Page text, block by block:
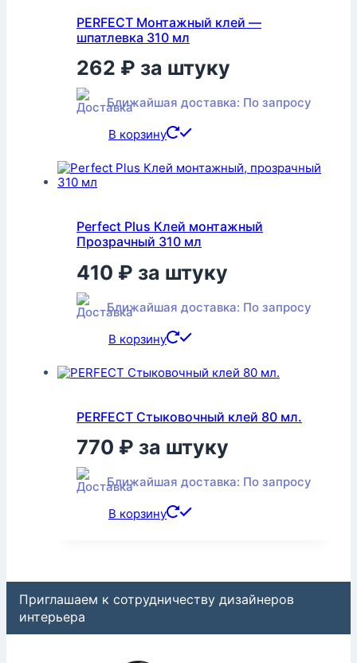
PERFECT Монтажный клей —
шпатлевка 310 мл
262 ₽ за штуку
Ближайшая доставка: По запросу
В корзину
Perfect Plus Клей монтажный
Прозрачный 310 мл
410 ₽ за штуку
Ближайшая доставка: По запросу
В корзину
PERFECT Стыковочный клей 80 мл.
770 ₽ за штуку
Ближайшая доставка: По запросу
В корзину
Приглашаем к сотрудничеству дизайнеров
интерьера